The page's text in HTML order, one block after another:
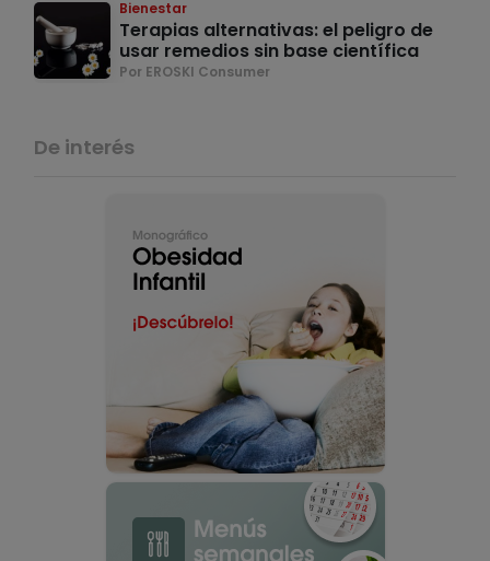
Bienestar
Terapias alternativas: el peligro de
usar remedios sin base científica
Por EROSKI Consumer
De interés